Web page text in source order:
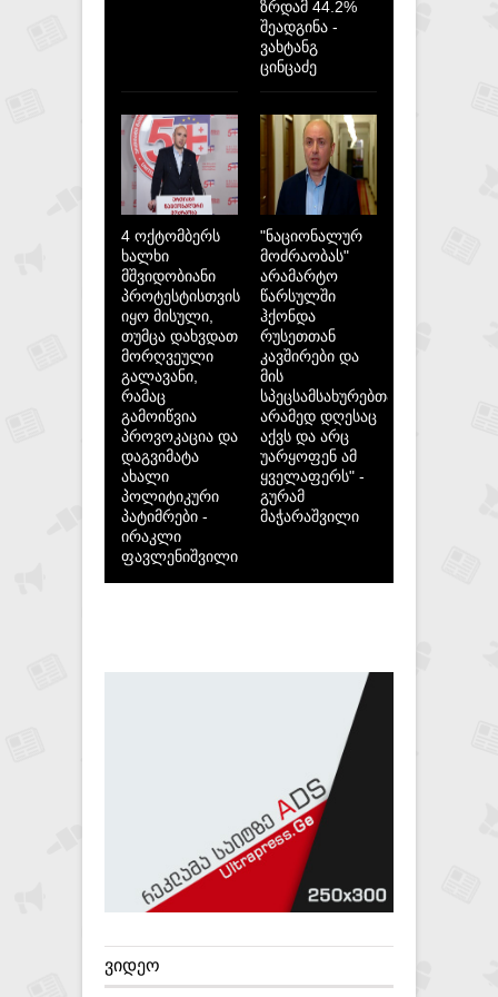
ზრდამ 44.2%
შეადგინა -
ვახტანგ
ცინცაძე
4 ოქტომბერს
ხალხი
მშვიდობიანი
პროტესტისთვის
იყო მისული,
თუმცა დახვდათ
მორღვეული
გალავანი,
რამაც
გამოიწვია
პროვოკაცია და
დაგვიმატა
ახალი
პოლიტიკური
პატიმრები -
ირაკლი
ფავლენიშვილი
"ნაციონალურ
მოძრაობას"
არამარტო
წარსულში
ჰქონდა
რუსეთთან
კავშირები და
მის
სპეცსამსახურებთან,
არამედ დღესაც
აქვს და არც
უარყოფენ ამ
ყველაფერს" -
გურამ
მაჭარაშვილი
ᲕᲘᲓᲔᲝ